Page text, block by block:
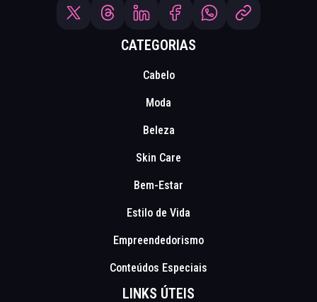
CATEGORIAS
Cabelo
Moda
Beleza
Skin Care
Bem-Estar
Estilo de Vida
Empreendedorismo
Conteúdos Especiais
LINKS ÚTEIS